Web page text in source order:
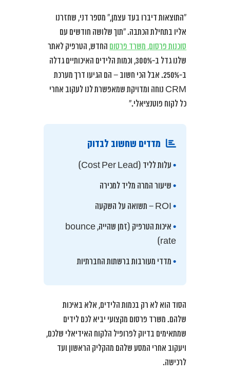
“התוצאות דיברו בעד עצמן,” מספר דני, שחזרנו
אליו בתחילת הכתבה. “תוך שלושה חודשים עם
סוכנות פרסום, משרד פרסום החדש, הטרפיק לאתר
שלנו גדל ב-300%, וכמות הלידים האיכותיים גדלה
ב-250%. אבל הכי חשוב – הם הגיעו דרך מערכת
CRM נוחה ומדויקת שמאפשרת לנו לעקוב אחרי
כל לקוח פוטנציאלי.”
מדדים שחשוב לבדוק
•עלות לליד (Cost Per Lead)
•שיעור המרה מליד למכירה
•ROI – תשואה על השקעה
•
איכות הטרפיק (זמן שהייה, bounce
rate)
•מדדי מעורבות ברשתות החברתיות
הסוד הוא לא רק בכמות הלידים, אלא באיכות
שלהם. משרד פרסום מקצועי יביא לכם לידים
שמתאימים בדיוק לפרופיל הלקוח האידיאלי שלכם,
ויעקוב אחרי המסע שלהם מהקליק הראשון ועד
לרכישה.